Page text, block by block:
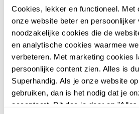
Cookies, lekker en functioneel. Met
onze website beter en persoonlijker
noodzakelijke cookies die de
en analytische cookies waarmee
verbeteren. Met marketing cookies
persoonlijke content zien. Alles is
Superhandig. Als je onze website
gebruiken, dan is het nodig dat je
accepteert. Dit doe je door op